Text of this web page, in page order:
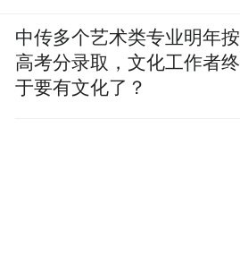
中传多个艺术类专业明年按
高考分录取，文化工作者终
于要有文化了？